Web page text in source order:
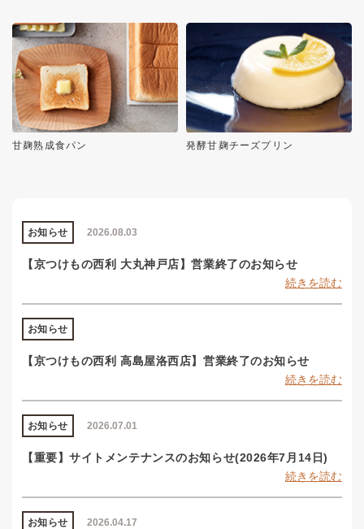
甘麹熟成食パン 発酵甘麹チーズプリン
2026.08.03
お知らせ
【京つけもの西利 大丸神戸店】営業終了のお知らせ
続きを読む
お知らせ
【京つけもの西利 高島屋洛西店】営業終了のお知らせ
続きを読む
2026.07.01
お知らせ
【重要】サイトメンテナンスのお知らせ(2026年7月14日)
続きを読む
2026.04.17
お知らせ